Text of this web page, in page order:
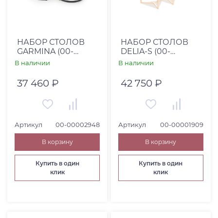
НАБОР СТОЛОВ
GARMINA (00-
00002948)
В наличии
37 460 ₽
Артикул 00-00002948
В корзину
Купить в один
клик
НАБОР СТОЛОВ
DELIA-S (00-
00001909)
В наличии
42 750 ₽
Артикул 00-00001909
В корзину
Купить в один
клик